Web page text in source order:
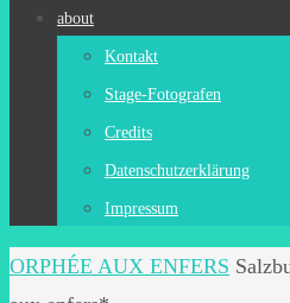
about
Kontakt
Stage-Fotografen
Credits
Datenschutzerklärung
Impressum
Start
ORPHÉE AUX ENFERS